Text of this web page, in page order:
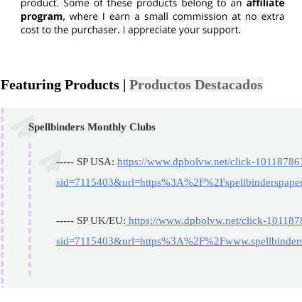
Featuring Products | Productos Destacados
Spellbinders Monthly Clubs
----- SP USA: https://www.dpbolvw.net/click-
----- SP UK/EU: https://www.dpbolvw.net/click-